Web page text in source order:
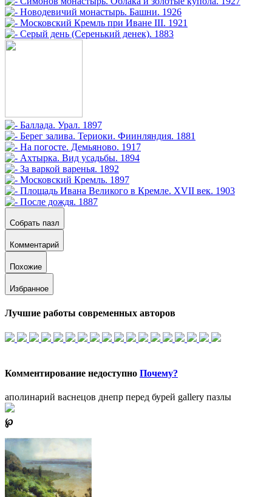
Собрать пазл
Комментарий
Похожие
Избранное
Лучшие работы современных авторов
Комментирование недоступно Почему?
аполинарий васнецов днепр перед бурей gallery пазлы
℘